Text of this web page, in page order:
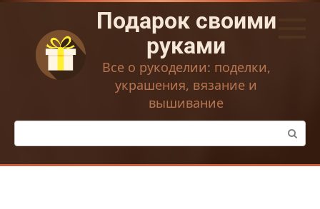
Перейти
контенту
Подарок своими
руками
Все о рукоделии: поделки,
украшения, вязание и
вышивание
Поиск: